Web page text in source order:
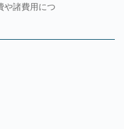
や諸費用につ